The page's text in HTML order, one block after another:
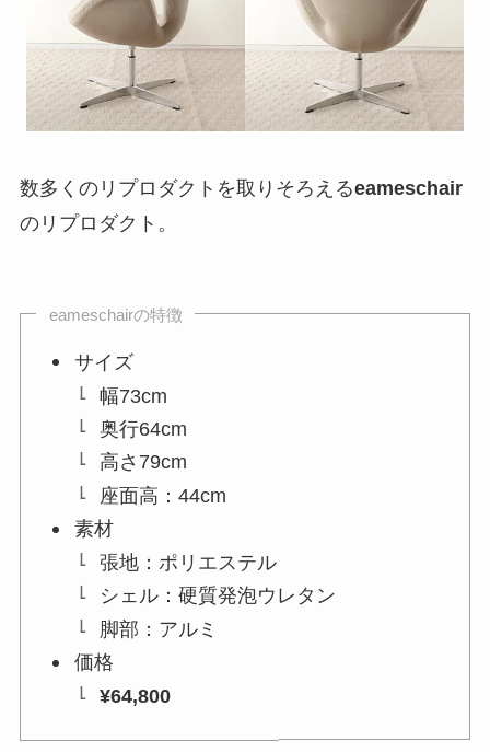
数多くのリプロダクトを取りそろえるeameschair
のリプロダクト。
eameschairの特徴
サイズ
幅73cm
奥行64cm
高さ79cm
座面高：44cm
素材
張地：ポリエステル
シェル：硬質発泡ウレタン
脚部：アルミ
価格
¥64,800